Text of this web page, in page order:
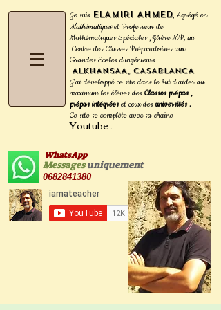
Je suis ELAMIRI Ahmed, Agrégé en
Mathématiqueset Professeur de
Mathématiques Spéciales , filière MP, au
Centre des Classes Préparatoires aux
Grandes Ecoles d'ingénieurs
ALKHANSAA, CASABLANCA.
J'ai développé ce site dans le but d'aider au
maximum lesélèves desClasses prépas ,
prépas intégréeset ceux desuniversités .
Ce site se complète avec sa chaîne
Youtube .
WhatsApp
Messagesuniquement
0682841380